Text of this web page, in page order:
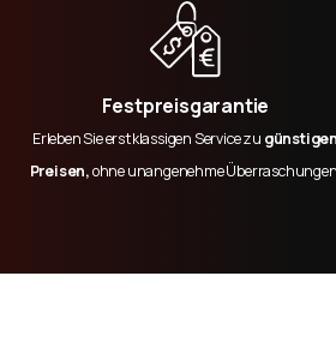
Festpreisgarantie
Erleben Sie erstklassigen Service zu günstigen
Preisen,ohne unangenehme